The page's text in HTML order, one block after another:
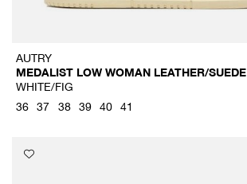
AUTRY
MEDALIST LOW WOMAN LEATHER/SUEDE
WHITE/FIG
36 37 38 39 40 41